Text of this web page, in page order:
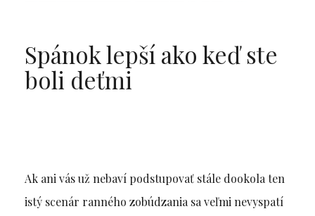
Spánok lepší ako keď ste
boli deťmi
Ak ani vás už nebaví podstupovať stále dookola ten
istý scenár ranného zobúdzania sa veľmi nevyspatí